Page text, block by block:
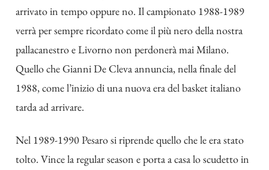
arrivato in tempo oppure no. Il campionato 1988-1989
verrà per sempre ricordato come il più nero della nostra
pallacanestro e Livorno non perdonerà mai Milano.
Quello che Gianni De Cleva annuncia, nella finale del
1988, come l’inizio di una nuova era del basket italiano
tarda ad arrivare.
Nel 1989-1990 Pesaro si riprende quello che le era stato
tolto. Vince la regular season e porta a casa lo scudetto in